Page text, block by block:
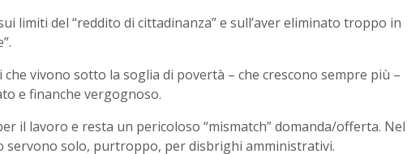
limiti del “reddito di cittadinanza” e sull’aver eliminato troppo in
vivono sotto la soglia di povertà – che crescono sempre più –
e finanche vergognoso.
il lavoro e resta un pericoloso “mismatch” domanda/offerta. Nel
servono solo, purtroppo, per disbrighi amministrativi.